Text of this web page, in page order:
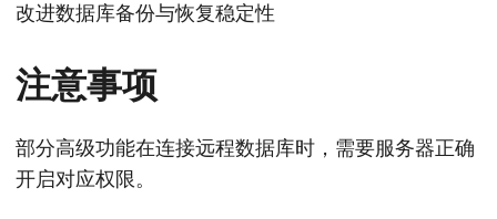
改进数据库备份与恢复稳定性
注意事项
部分高级功能在连接远程数据库时，需要服务器正确
开启对应权限。